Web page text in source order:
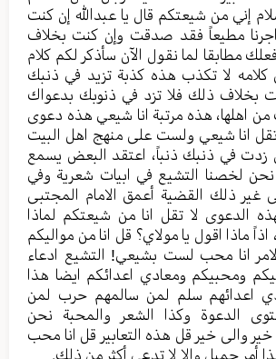
إني من شیعتکم قال یا عبدالله إن کنت
مطیعاً فقد صدقت وإن کنت بخلاف
مطابقا لما نقول الآن سأذکر لکم کلام
کلامه لا تکذب هذه کذبة تزید في ذنبك
بخلاف ذلك فلا تزد في ذنوبك بدعواك
اهلها، هذه مرتبة انا شیعي هذه دعوی
تقل انا شیعي ولست علی منهج اهل البیت
زدت في ذنبك ذنباً، اعتقد البعض یسمع
نحن لخصنا التشیع في ابیات شعریة وفي
غیر ذلك القضیة أعمق الامام المجتبی
الدعوی لا تقل انا من شیعتکم لماذا
ماذا اقول یا مولاي؟ قل انا من موالیکم
انا محب لست بشیعي! التشیع ادعاء
ومحبیکم ومعادي اعدائکم ایضا هذا
اعدائهم سلم لمن سالمهم حرب لمن
الدعوة وکذا الشعر والمحبة نحن
والی خیر قل هذه التعابیر قل انا محب
أمر جمیل والا لا تدعي أکثر من ذلك.